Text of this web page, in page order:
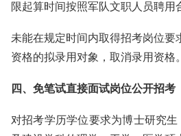
限起算时间按照军队文职人员聘用
未能在规定时间内取得招考岗位要
资格的拟录用对象，取消录用资格。
四、免笔试直接面试岗位公开招考
对招考学历学位要求为博士研究生